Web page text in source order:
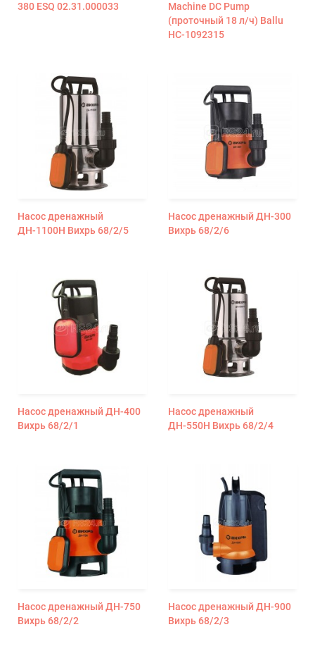
380 ESQ 02.31.000033
Machine DС Pump
(проточный 18 л/ч) Ballu
НС-1092315
Насос дренажный
ДН-1100Н Вихрь 68/2/5
Насос дренажный ДН-300
Вихрь 68/2/6
Насос дренажный ДН-400
Вихрь 68/2/1
Насос дренажный
ДН-550Н Вихрь 68/2/4
Насос дренажный ДН-750
Вихрь 68/2/2
Насос дренажный ДН-900
Вихрь 68/2/3